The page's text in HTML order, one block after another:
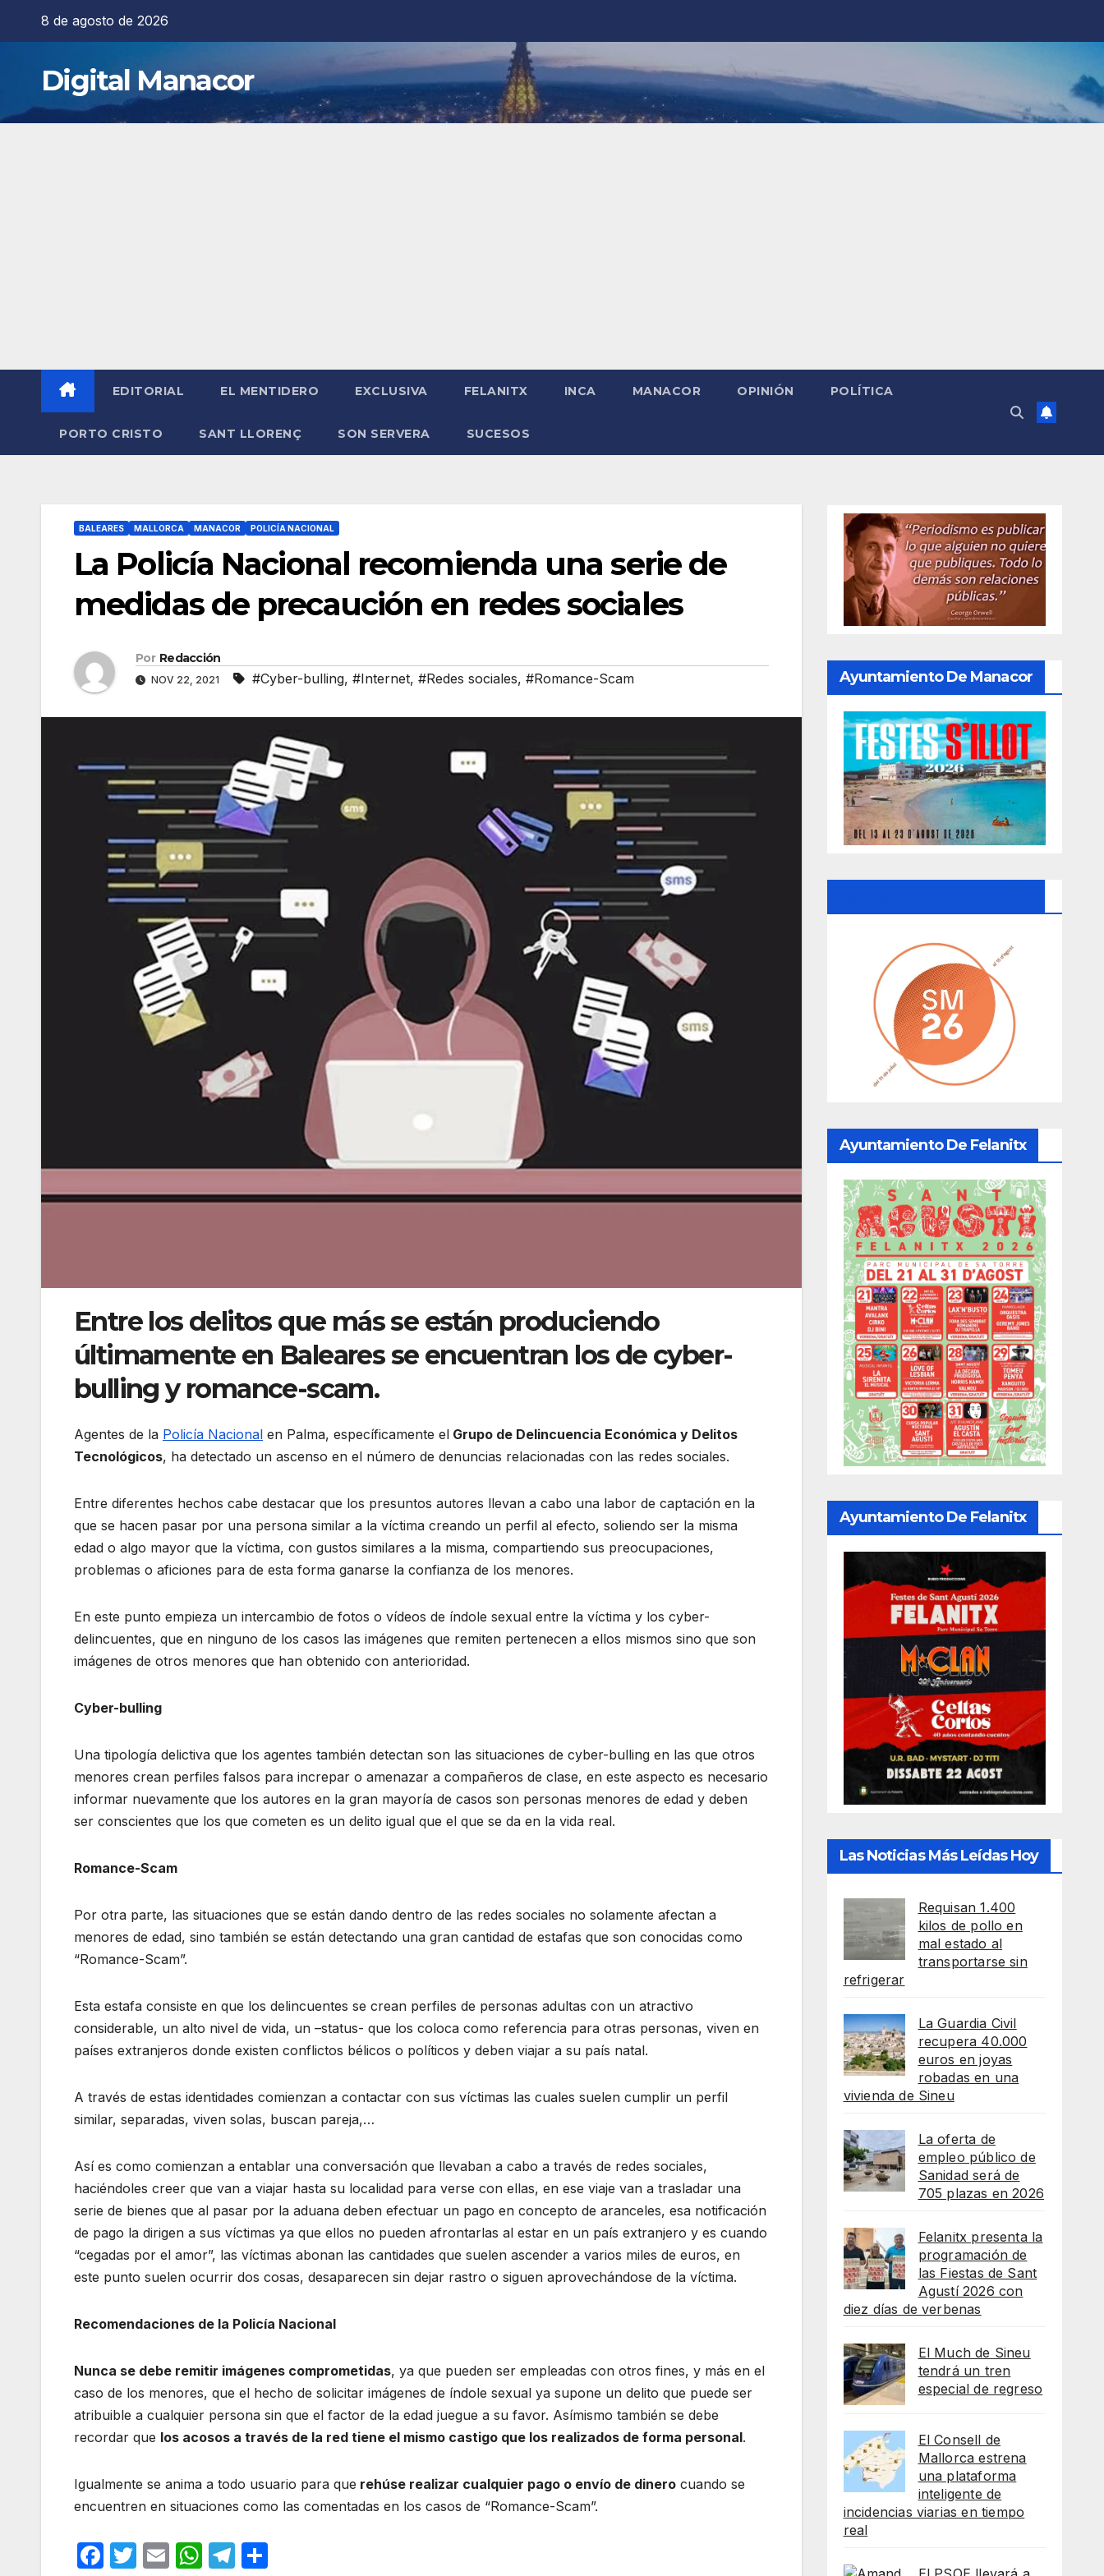
8 de agosto de 2026
Digital Manacor
EDITORIAL EL MENTIDERO EXCLUSIVA FELANITX INCA MANACOR OPINIÓN POLÍTICA
PORTO CRISTO SANT LLORENÇ SON SERVERA SUCESOS
BALEARES MALLORCA MANACOR POLICÍA NACIONAL
La Policía Nacional recomienda una serie de
medidas de precaución en redes sociales
Por Redacción
NOV 22, 2021 #Cyber-bulling, #Internet, #Redes sociales, #Romance-Scam
Entre los delitos que más se están produciendo
últimamente en Baleares se encuentran los de cyber-
bulling y romance-scam.
Agentes de la Policía Nacional en Palma, específicamente el Grupo de Delincuencia Económica y Delitos
Tecnológicos, ha detectado un ascenso en el número de denuncias relacionadas con las redes sociales.
Entre diferentes hechos cabe destacar que los presuntos autores llevan a cabo una labor de captación en la
que se hacen pasar por una persona similar a la víctima creando un perfil al efecto, soliendo ser la misma
edad o algo mayor que la víctima, con gustos similares a la misma, compartiendo sus preocupaciones,
problemas o aficiones para de esta forma ganarse la confianza de los menores.
En este punto empieza un intercambio de fotos o vídeos de índole sexual entre la víctima y los cyber-
delincuentes, que en ninguno de los casos las imágenes que remiten pertenecen a ellos mismos sino que son
imágenes de otros menores que han obtenido con anterioridad.
Cyber-bulling
Una tipología delictiva que los agentes también detectan son las situaciones de cyber-bulling en las que otros
menores crean perfiles falsos para increpar o amenazar a compañeros de clase, en este aspecto es necesario
informar nuevamente que los autores en la gran mayoría de casos son personas menores de edad y deben
ser conscientes que los que cometen es un delito igual que el que se da en la vida real.
Romance-Scam
Por otra parte, las situaciones que se están dando dentro de las redes sociales no solamente afectan a
menores de edad, sino también se están detectando una gran cantidad de estafas que son conocidas como
“Romance-Scam”.
Esta estafa consiste en que los delincuentes se crean perfiles de personas adultas con un atractivo
considerable, un alto nivel de vida, un –status- que los coloca como referencia para otras personas, viven en
países extranjeros donde existen conflictos bélicos o políticos y deben viajar a su país natal.
A través de estas identidades comienzan a contactar con sus víctimas las cuales suelen cumplir un perfil
similar, separadas, viven solas, buscan pareja,…
Así es como comienzan a entablar una conversación que llevaban a cabo a través de redes sociales,
haciéndoles creer que van a viajar hasta su localidad para verse con ellas, en ese viaje van a trasladar una
serie de bienes que al pasar por la aduana deben efectuar un pago en concepto de aranceles, esa notificación
de pago la dirigen a sus víctimas ya que ellos no pueden afrontarlas al estar en un país extranjero y es cuando
“cegadas por el amor”, las víctimas abonan las cantidades que suelen ascender a varios miles de euros, en
este punto suelen ocurrir dos cosas, desaparecen sin dejar rastro o siguen aprovechándose de la víctima.
Recomendaciones de la Policía Nacional
Nunca se debe remitir imágenes comprometidas, ya que pueden ser empleadas con otros fines, y más en el
caso de los menores, que el hecho de solicitar imágenes de índole sexual ya supone un delito que puede ser
atribuible a cualquier persona sin que el factor de la edad juegue a su favor. Asímismo también se debe
recordar que los acosos a través de la red tiene el mismo castigo que los realizados de forma personal.
Igualmente se anima a todo usuario para que rehúse realizar cualquier pago o envío de dinero cuando se
encuentren en situaciones como las comentadas en los casos de “Romance-Scam”.
F
T
E
W T
Ayuntamiento De Manacor
Ayuntamiento De Felanitx
Ayuntamiento De Felanitx
Las Noticias Más Leídas Hoy
Requisan 1.400
kilos de pollo en
mal estado al
transportarse sin
refrigerar
La Guardia Civil
recupera 40.000
euros en joyas
robadas en una
vivienda de Sineu
La oferta de
empleo público de
Sanidad será de
705 plazas en 2026
Felanitx presenta la
programación de
las Fiestas de Sant
Agustí 2026 con
diez días de verbenas
El Much de Sineu
tendrá un tren
especial de regreso
El Consell de
Mallorca estrena
una plataforma
inteligente de
incidencias viarias en tiempo
real